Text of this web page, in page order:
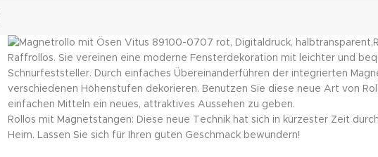
Raffrollos. Sie vereinen eine moderne Fensterdekoration mit leichter und
Schnurfeststeller. Durch einfaches Übereinanderführen der integrierten
verschiedenen Höhenstufen dekorieren. Benutzen Sie diese neue Art von
einfachen Mitteln ein neues, attraktives Aussehen zu geben.
Rollos mit Magnetstangen: Diese neue Technik hat sich in kürzester Zeit
Heim. Lassen Sie sich für Ihren guten Geschmack bewundern!